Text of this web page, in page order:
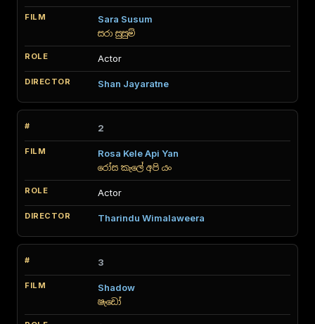
Sara Susum
සරා සුසුම්
Actor
Shan Jayaratne
2
Rosa Kele Api Yan
රෝස කැලේ අපි යං
Actor
Tharindu Wimalaweera
3
Shadow
ෂැඩෝ